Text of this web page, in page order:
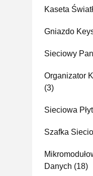
Kaseta
Gniazdo
Sieciowy
Organizator
(3)
Sieciowa
Szafka
Danych (18)